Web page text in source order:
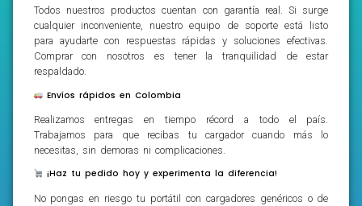
Todos nuestros productos cuentan con garantía real. Si surge
cualquier inconveniente, nuestro equipo de soporte está listo
para ayudarte con respuestas rápidas y soluciones efectivas.
Comprar con nosotros es tener la tranquilidad de estar
respaldado.
Envíos rápidos en Colombia
Realizamos entregas en tiempo récord a todo el país.
Trabajamos para que recibas tu cargador cuando más lo
necesitas, sin demoras ni complicaciones.
¡Haz tu pedido hoy y experimenta la diferencia!
No pongas en riesgo tu portátil con cargadores genéricos o de